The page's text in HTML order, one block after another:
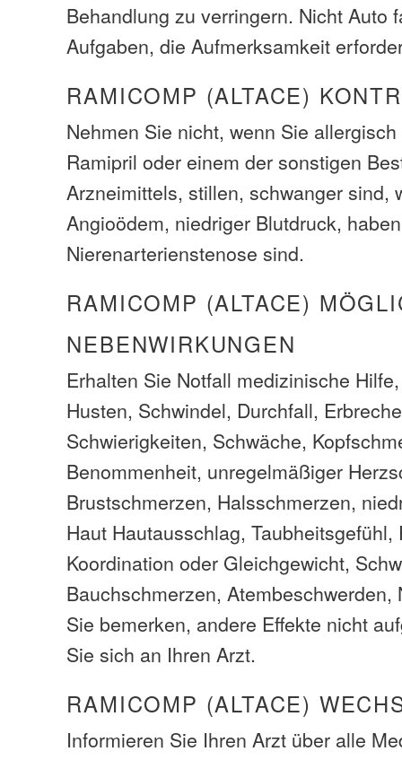
Behandlung zu verringern. Nicht Auto
Aufgaben, die Aufmerksamkeit
RAMICOMP (ALTACE)
Nehmen Sie nicht, wenn Sie
Ramipril oder einem der sonstigen
Arzneimittels, stillen, schwanger sind,
Angioödem, niedriger Blutdruck, haben
Nierenarterienstenose sind.
RAMICOMP (ALTACE)
NEBENWIRKUNGEN
Erhalten Sie Notfall medizinische
Husten, Schwindel, Durchfall,
Schwierigkeiten, Schwäche,
Benommenheit, unregelmäßiger
Brustschmerzen, Halsschmerzen,
Haut Hautausschlag,
Koordination oder Gleichgewicht,
Bauchschmerzen, Atembeschwerden,
Sie bemerken, andere Effekte nicht
Sie sich an Ihren Arzt.
RAMICOMP (ALTACE)
Informieren Sie Ihren Arzt über alle